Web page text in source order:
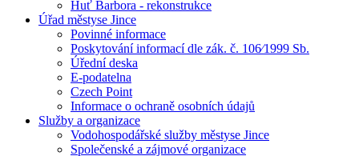
Huť Barbora - rekonstrukce
Úřad městyse Jince
Povinné informace
Poskytování informací dle zák. č. 106⁄1999 Sb.
Úřední deska
E-podatelna
Czech Point
Informace o ochraně osobních údajů
Služby a organizace
Vodohospodářské služby městyse Jince
Společenské a zájmové organizace